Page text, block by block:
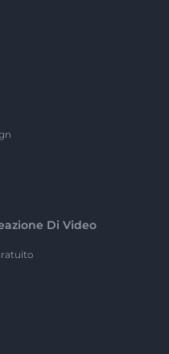
Di Video